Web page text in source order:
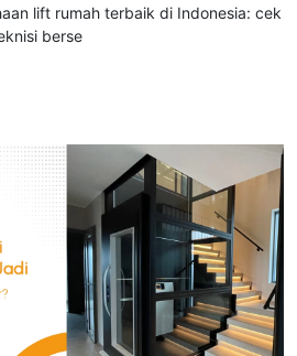
lift rumah terbaik di Indonesia: cek
berse